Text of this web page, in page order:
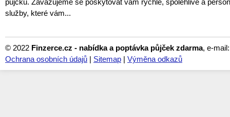
služby, které vám...
© 2022 Finzerce.cz - nabídka a poptávka půjček zdarma, e-
Ochrana osobních údajů | Sitemap | Výměna odkazů